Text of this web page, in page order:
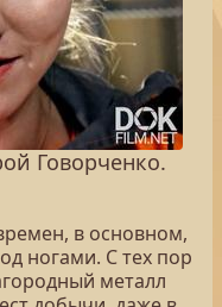
Говорченко.
в основном,
ногами. С тех пор
металл